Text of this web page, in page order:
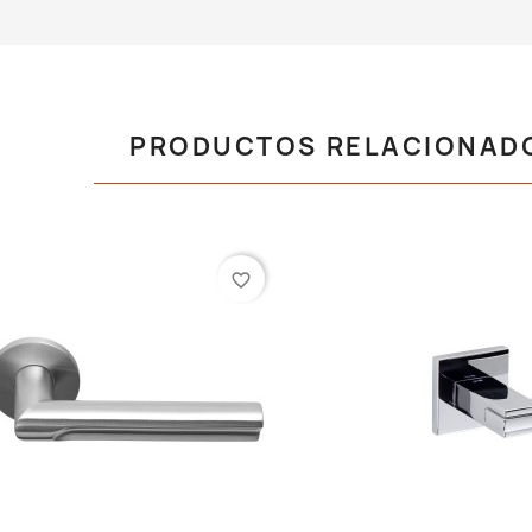
PRODUCTOS
favorite_border